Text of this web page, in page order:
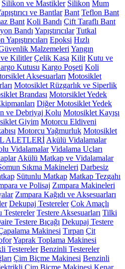
Silikon ve Mastikler Silikon Mum
ve Bantlar Bant Teflon Bant
Bant Koli Bandı Çift Taraflı Bant
Bandı Yapıştırıcılar Tutkal
Yapıştırıcıları Epoksi Hızlı
Malzemeleri Yangın
Kilitler Çelik Kasa Kilit Kutu ve
Kutusu Kargo Poşeti Koli
Aksesuarları Motosiklet
Motosiklet Rüzgarlık ve Siperlik
Brandası Motorsiklet Yedek
Diğer Motosiklet Yedek
ve Debriyaj Kolu Motosiklet Kayışı
Giyim Motorcu Eldiveni
Motorcu Yağmurluk Motosiklet
ALETLERİ Akülü Vidalamalar
Vidalamalar Vidalama Uçları
Akülü Matkap ve Vidalamalar
Sıkma Makineleri Darbesiz
Sütunlu Matkap Matkap Tezgahı
ve Polisaj Zımpara Makineleri
Zımpara Kağıdı ve Aksesuarları
Dekupaj Testereler Çok Amaçlı
Testere Aksesuarları Tilki
Testere Bıçağı Dekupaj Testere
Makinesi Tırpan Çit
Yaprak Toplama Makinesi
Testereler Benzinli Testereler
Çim Biçme Makinesi Benzinli
Çim Biçme Makinesi Kenar